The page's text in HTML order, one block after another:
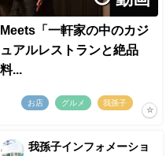
Meets「一軒家の中のカジ
ュアルレストランと絶品
料...
お店 グルメ 我孫子
我孫子インフォメーショ